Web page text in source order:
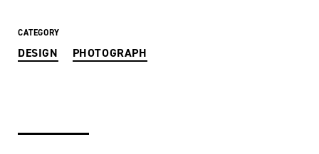
CATEGORY
DESIGN PHOTOGRAPH